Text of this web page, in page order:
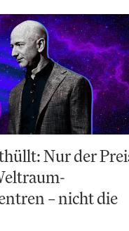
Nur der
– nicht die